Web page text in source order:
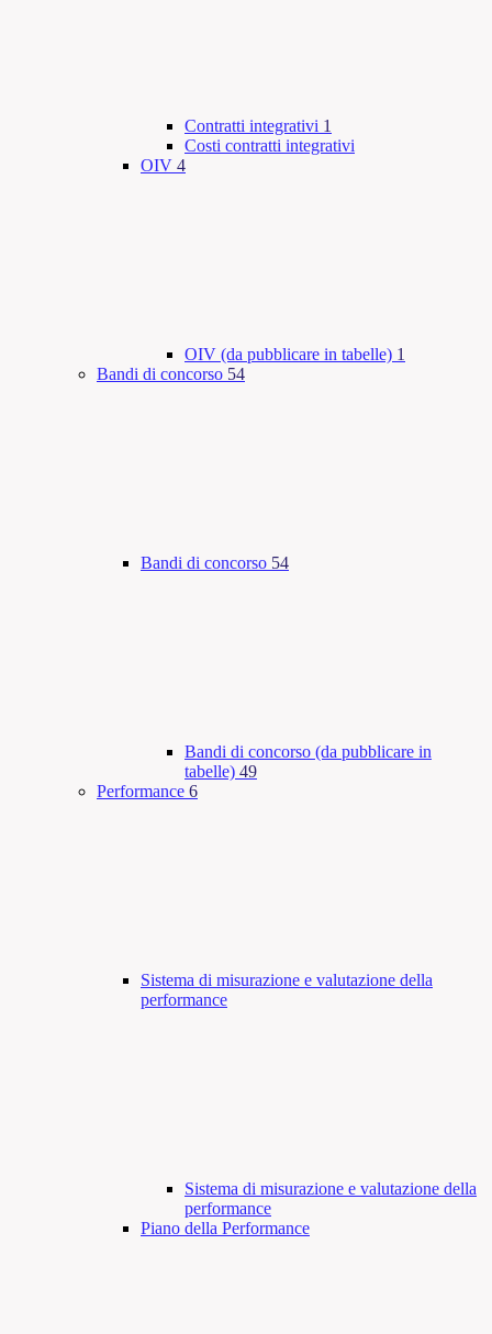
Contratti integrativi 1
Costi contratti integrativi
OIV 4
OIV (da pubblicare in tabelle) 1
Bandi di concorso 54
Bandi di concorso 54
Bandi di concorso (da pubblicare in
tabelle) 49
Performance 6
Sistema di misurazione e valutazione della
performance
Sistema di misurazione e valutazione della
performance
Piano della Performance